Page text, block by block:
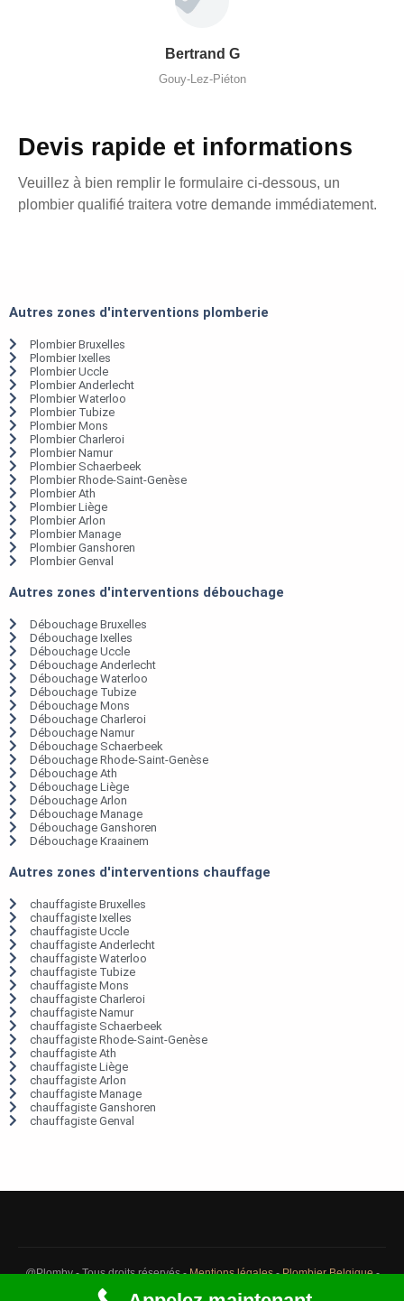
Bertrand G
Gouy-Lez-Piéton
Devis rapide et informations
Veuillez à bien remplir le formulaire ci-dessous, un
plombier qualifié traitera votre demande immédiatement.
Autres zones d'interventions plomberie
Plombier Bruxelles
Plombier Ixelles
Plombier Uccle
Plombier Anderlecht
Plombier Waterloo
Plombier Tubize
Plombier Mons
Plombier Charleroi
Plombier Namur
Plombier Schaerbeek
Plombier Rhode-Saint-Genèse
Plombier Ath
Plombier Liège
Plombier Arlon
Plombier Manage
Plombier Ganshoren
Plombier Genval
Autres zones d'interventions débouchage
Débouchage Bruxelles
Débouchage Ixelles
Débouchage Uccle
Débouchage Anderlecht
Débouchage Waterloo
Débouchage Tubize
Débouchage Mons
Débouchage Charleroi
Débouchage Namur
Débouchage Schaerbeek
Débouchage Rhode-Saint-Genèse
Débouchage Ath
Débouchage Liège
Débouchage Arlon
Débouchage Manage
Débouchage Ganshoren
Débouchage Kraainem
Autres zones d'interventions chauffage
chauffagiste Bruxelles
chauffagiste Ixelles
chauffagiste Uccle
chauffagiste Anderlecht
chauffagiste Waterloo
chauffagiste Tubize
chauffagiste Mons
chauffagiste Charleroi
chauffagiste Namur
chauffagiste Schaerbeek
chauffagiste Rhode-Saint-Genèse
chauffagiste Ath
chauffagiste Liège
chauffagiste Arlon
chauffagiste Manage
chauffagiste Ganshoren
chauffagiste Genval
@Plomby - Tous droits réservés -Mentions légales-Plombier Belgique-
Débouchage Belgique